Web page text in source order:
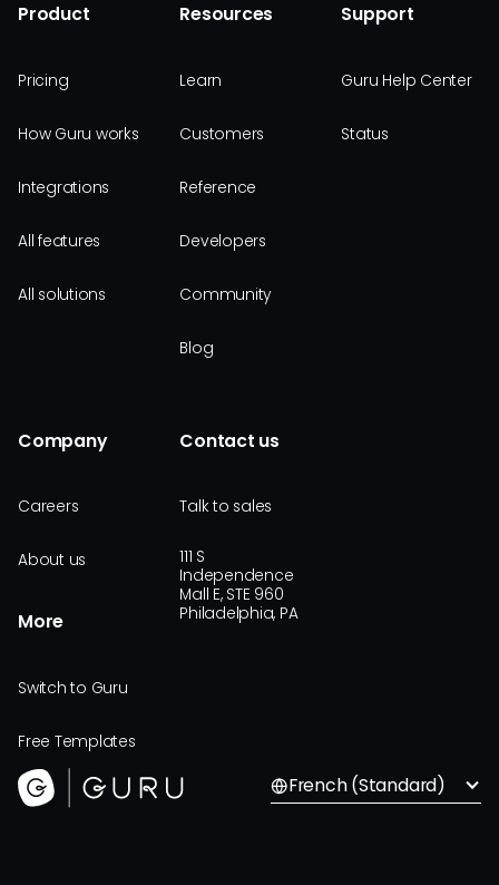
Product
Pricing
How Guru works
Integrations
All features
All solutions
Resources
Learn
Customers
Reference
Developers
Community
Blog
Support
Guru Help Center
Status
Company
Careers
About us
More
Switch to Guru
Free Templates
Contact us
Talk to sales
111 S
Independence
Mall E, STE 960
Philadelphia, PA
French (Standard)